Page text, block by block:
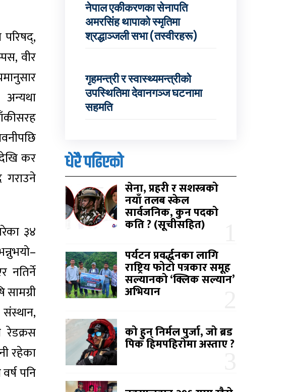
वीर
कर
३४
नतिर्ने
रेडक्रस
रहेका
पनि
नेपाल एकीकरणका सेनापति
अमरसिंह थापाको स्मृतिमा
श्रद्धाञ्जली सभा (तस्वीरहरू)
गृहमन्त्री र स्वास्थ्यमन्त्रीको
उपस्थितिमा देवानगञ्ज घटनामा
सहमति
धेरै पढिएको
सेना, प्रहरी र सशस्त्रको
नयाँ तलब स्केल
सार्वजनिक, कुन पदको
कति ? (सूचीसहित)
पर्यटन प्रवर्द्धनका लागि
राष्ट्रिय फोटो पत्रकार समूह
सल्यानको ‘क्लिक सल्यान’
अभियान
को हुन् निर्मल पुर्जा, जो ब्रड
पिक हिमपहिरोमा अस्ताए ?